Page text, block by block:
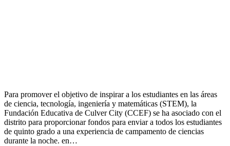
Para promover el objetivo de inspirar a los estudiantes en las áreas
de ciencia, tecnología, ingeniería y matemáticas (STEM), la
Fundación Educativa de Culver City (CCEF) se ha asociado con el
distrito para proporcionar fondos para enviar a todos los estudiantes
de quinto grado a una experiencia de campamento de ciencias
durante la noche. en…